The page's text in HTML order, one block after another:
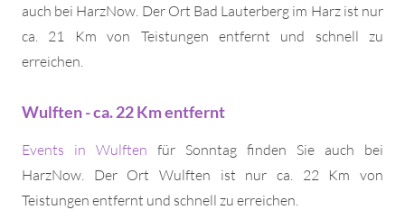
auch bei HarzNow. Der Ort Bad Lauterberg im Harz ist nur
ca. 21 Km von Teistungen entfernt und schnell zu
erreichen.
Wulften - ca. 22 Km entfernt
Events in Wulften für Sonntag finden Sie auch bei
HarzNow. Der Ort Wulften ist nur ca. 22 Km von
Teistungen entfernt und schnell zu erreichen.